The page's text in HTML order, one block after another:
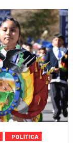
POLÍTICA